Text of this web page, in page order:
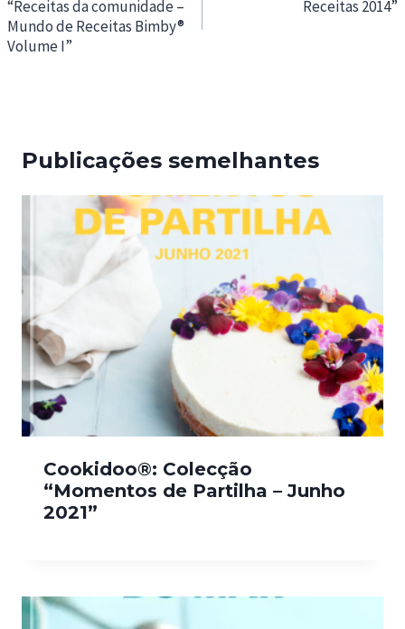
artigos
“Receitas da comunidade –
Mundo de Receitas Bimby®
Volume I”
Receitas 2014”
Publicações semelhantes
Cookidoo®: Colecção
“Momentos de Partilha – Junho
2021”